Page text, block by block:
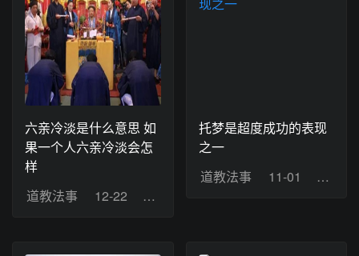
六亲冷淡是什么意思 如
果一个人六亲冷淡会怎
样
道教法事
12-22 浏览：8
托梦是超度成功的表现
之一
道教法事
11-01 浏览